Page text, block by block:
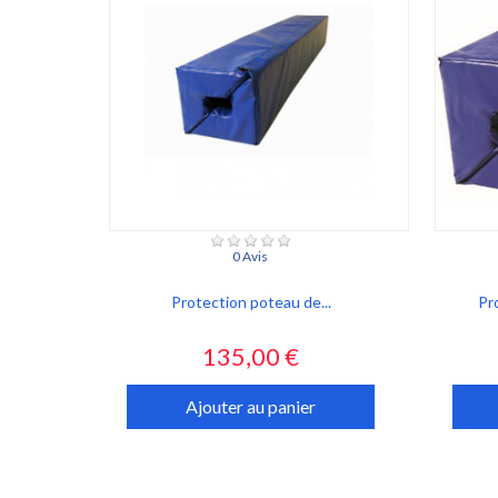
0 Avis
Protection poteau de...
Prix
135,00 €
Ajouter au panier